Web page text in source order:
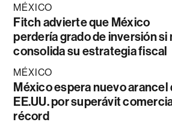
MÉXICO
Fitch advierte que México
perdería grado de inversión si
consolida su estrategia fiscal
MÉXICO
México espera nuevo arancel
EE.UU. por superávit
récord